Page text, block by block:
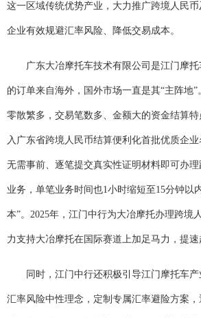
这一区域传统优势产业，大力推广跨境人民
企业有效规避汇率风险、降低交易成本。
广东大冶摩托车技术有限公司是江门摩托
的订单来自海外，国外市场一直是其“主阵地
零散繁多，交易笔数多、金额大的资金结算
入广东省跨境人民币结算便利化首批优质企
无需事前、逐笔提交真实性证明材料即可办
业务，单笔业务时间也1小时缩短至15分钟以
本”。2025年，江门中行为大冶摩托办理跨境
力支持大冶摩托在国际赛道上加足马力，提速
同时，江门中行还积极引导江门摩托车
汇率风险中性理念，定制专属汇率避险方案